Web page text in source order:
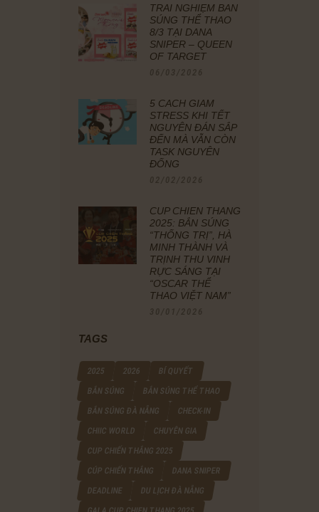
TRẢI NGHIỆM BẮN
SÚNG THỂ THAO
8/3 TẠI DANA
SNIPER – QUEEN
OF TARGET
5 CÁCH GIẢM
STRESS KHI TẾT
NGUYÊN ĐÁN SẮP
ĐẾN MÀ VẪN CÒN
TASK NGUYÊN
ĐỐNG
CÚP CHIẾN THẮNG
2025: BẮN SÚNG
“THỐNG TRỊ”, HÀ
MINH THÀNH VÀ
TRỊNH THU VINH
RỰC SÁNG TẠI
“OSCAR THỂ
THAO VIỆT NAM”
TAGS
2025 2026
BÍ QUYẾT
BẮN SÚNG
BẮN SÚNG THỂ THAO
BẮN SÚNG ĐÀ NẴNG
CHECK-IN
CHIIC WORLD
CHUYÊN GIA
CUP CHIẾN THẮNG 2025
CÚP CHIẾN THẮNG
DANA SNIPER
DEADLINE
DU LỊCH ĐÀ NẴNG